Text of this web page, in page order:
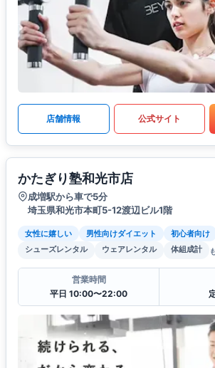
店舗情報 公式サイト
かたぎり塾和光市店
成増駅から車で5分
埼玉県和光市本町5-12渡辺ビル1階
女性に嬉しい 男性向けダイエット 初心者向け
シューズレンタル
ウェアレンタル 体組成計
営業時間
平日 10:00〜22:00